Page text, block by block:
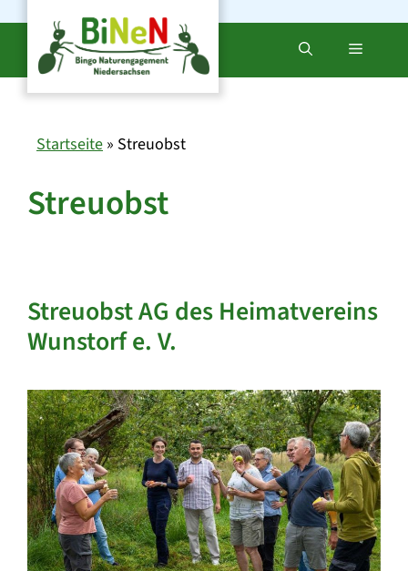
springen
Menü
Startseite » Streuobst
Streuobst
Streuobst AG des Heimatvereins
Wunstorf e. V.